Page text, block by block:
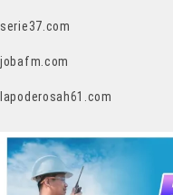
serie37.com
jobafm.com
lapoderosah61.com